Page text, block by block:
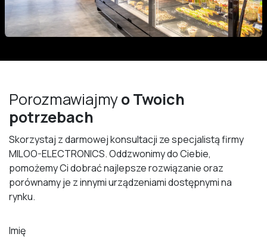
Porozmawiajmyo Twoich
potrzebach
Skorzystaj z darmowej konsultacji ze specjalistą firmy
MILOO-ELECTRONICS. Oddzwonimy do Ciebie,
pomożemy Ci dobrać najlepsze rozwiązanie oraz
porównamy je z innymi urządzeniami dostępnymi na
rynku.
Imię